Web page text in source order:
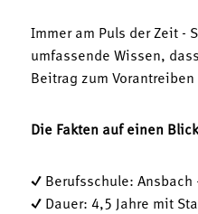
Immer am Puls der Zeit -
umfassende Wissen,
Beitrag zum
Die Fakten auf einen
✓ Berufsschule: Ansbach
✓ Dauer: 4,5 Jahre mit